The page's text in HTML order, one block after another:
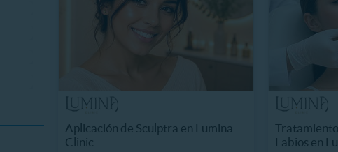
Aplicación de Sculptra en Lumina
Clinic
Labios en